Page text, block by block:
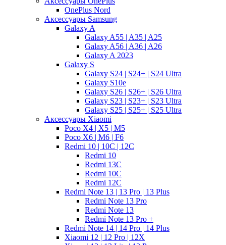
OnePlus Nord
Аксессуары Samsung
Galaxy A
Galaxy A55 | A35 | A25
Galaxy A56 | A36 | A26
Galaxy A 2023
Galaxy S
Galaxy S24 | S24+ | S24 Ultra
Galaxy S10e
Galaxy S26 | S26+ | S26 Ultra
Galaxy S23 | S23+ | S23 Ultra
Galaxy S25 | S25+ | S25 Ultra
Аксессуары Xiaomi
Poco X4 | X5 | M5
Poco X6 | M6 | F6
Redmi 10 | 10C | 12C
Redmi 10
Redmi 13C
Redmi 10C
Redmi 12C
Redmi Note 13 | 13 Pro | 13 Plus
Redmi Note 13 Pro
Redmi Note 13
Redmi Note 13 Pro +
Redmi Note 14 | 14 Pro | 14 Plus
Xiaomi 12 | 12 Pro | 12X